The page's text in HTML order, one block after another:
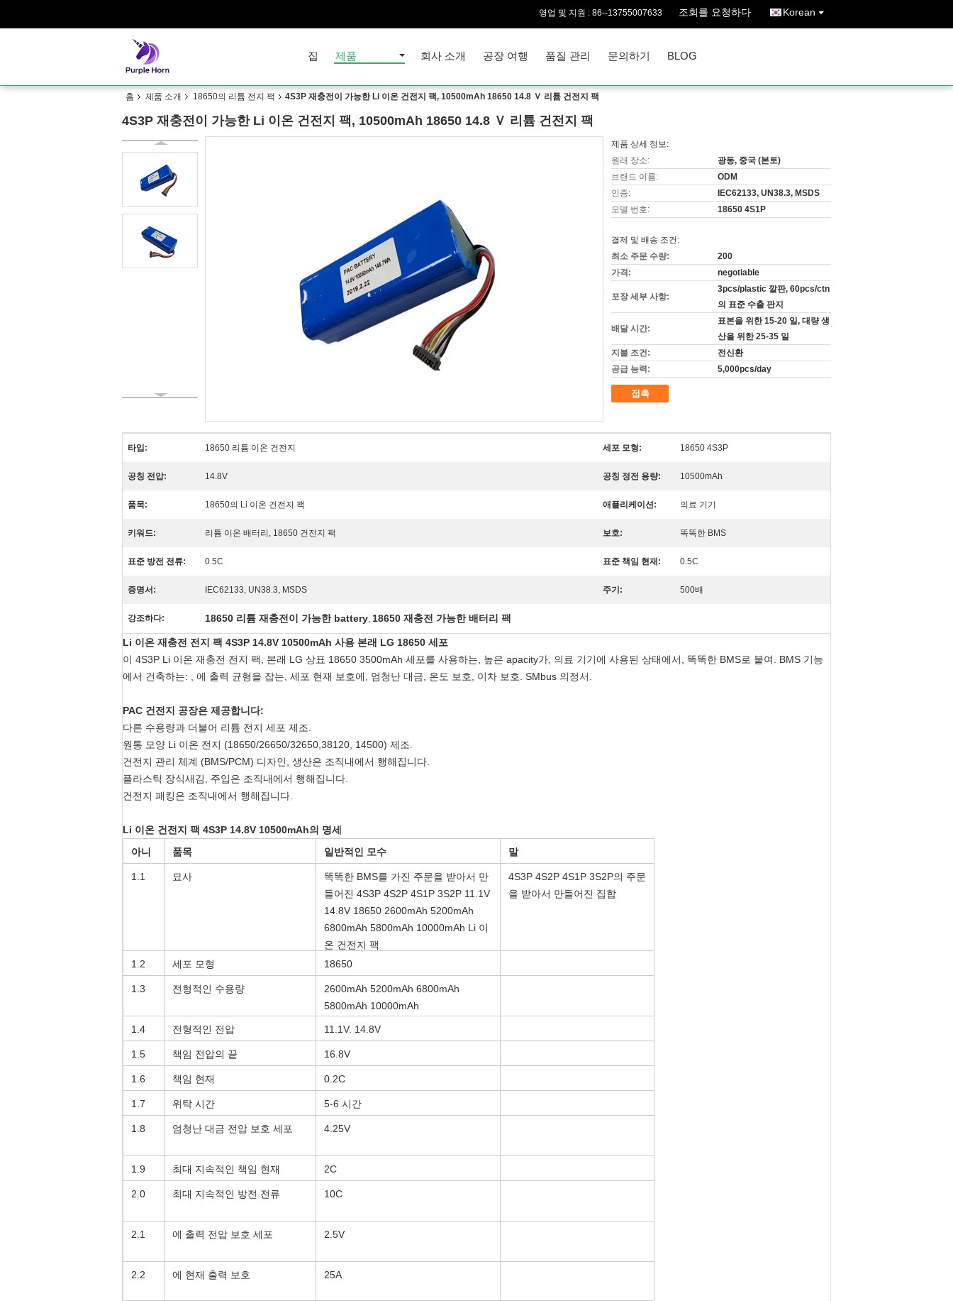
영업 및 지원 : 86--13755007633 조회를 요청하다 Korean
집 제품 회사 소개 공장 여행 품질 관리 문의하기 BLOG
홈 제품 소개 18650의 리튬 전지 팩 4S3P 재충전이 가능한 Li 이온 건전지 팩, 10500mAh 18650 14.8 Ｖ 리튬 건전지 팩
4S3P 재충전이 가능한 Li 이온 건전지 팩, 10500mAh 18650 14.8 Ｖ 리튬 건전지 팩
제품 상세 정보:
원래 장소:
광동, 중국 (본토)
브랜드 이름:
ODM
인증:
IEC62133, UN38.3, MSDS
모델 번호:
18650 4S1P
결제 및 배송 조건:
최소 주문 수량:
200
가격:
negotiable
포장 세부 사항:
3pcs/plastic 깔판, 60pcs/ctn
의 표준 수출 판지
배달 시간:
표본을 위한 15-20 일, 대량 생
산을 위한 25-35 일
지불 조건:
전신환
공급 능력:
5,000pcs/day
접촉
타입: 18650 리튬 이온 건전지 세포 모형: 18650 4S3P
공칭 전압: 14.8V 공칭 정전 용량: 10500mAh
품목: 18650의 Li 이온 건전지 팩 애플리케이션: 의료 기기
키워드: 리튬 이온 배터리, 18650 건전지 팩 보호: 똑똑한 BMS
표준 방전 전류: 0.5C 표준 책임 현재: 0.5C
증명서: IEC62133, UN38.3, MSDS 주기: 500배
강조하다: 18650 리튬 재충전이 가능한 battery, 18650 재충전 가능한 배터리 팩
Li 이온 재충전 전지 팩 4S3P 14.8V 10500mAh 사용 본래 LG 18650 세포
이 4S3P Li 이온 재충전 전지 팩, 본래 LG 상표 18650 3500mAh 세포를 사용하는, 높은 apacity가, 의료 기기에 사용된 상태에서, 똑똑한 BMS로 붙여. BMS 기능
에서 건축하는: , 에 출력 균형을 잡는, 세포 현재 보호에, 엄청난 대금, 온도 보호, 이차 보호. SMbus 의정서.
PAC 건전지 공장은 제공합니다:
다른 수용량과 더불어 리튬 전지 세포 제조.
원통 모양 Li 이온 전지 (18650/26650/32650,38120, 14500) 제조.
건전지 관리 체계 (BMS/PCM) 디자인, 생산은 조직내에서 행해집니다.
플라스틱 장식새김, 주입은 조직내에서 행해집니다.
건전지 패킹은 조직내에서 행해집니다.
Li 이온 건전지 팩 4S3P 14.8V 10500mAh의 명세
아니
품목 일반적인 모수 말
1.1 묘사
똑똑한 BMS를 가진 주문을 받아서 만
들어진 4S3P 4S2P 4S1P 3S2P 11.1V
14.8V 18650 2600mAh 5200mAh
6800mAh 5800mAh 10000mAh Li 이
온 건전지 팩
4S3P 4S2P 4S1P 3S2P의 주문
을 받아서 만들어진 집합
1.2 세포 모형 18650
1.3 전형적인 수용량
2600mAh 5200mAh 6800mAh
5800mAh 10000mAh
1.4 전형적인 전압 11.1V. 14.8V
1.5 책임 전압의 끝 16.8V
1.6 책임 현재 0.2C
1.7 위탁 시간 5-6 시간
1.8 엄청난 대금 전압 보호 세포 4.25V
1.9 최대 지속적인 책임 현재 2C
2.0 최대 지속적인 방전 전류 10C
2.1 에 출력 전압 보호 세포 2.5V
2.2 에 현재 출력 보호 25A